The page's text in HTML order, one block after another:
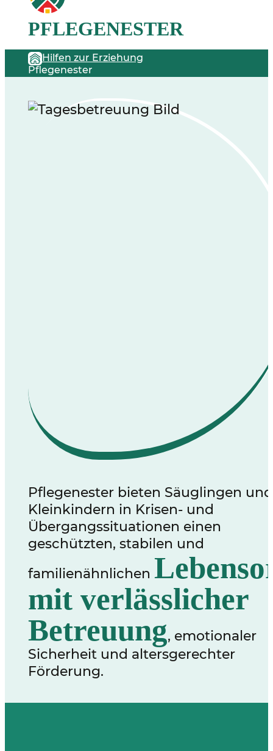
PFLEGENESTER
Hilfen zur Erziehung
Pflegenester
Pflegenester bieten Säuglingen und
Kleinkindern in Krisen- und
Übergangssituationen einen
geschützten, stabilen und
familienähnlichen
mit verlässlicher
Betreuung, emotionaler
Sicherheit und altersgerechter
Förderung.